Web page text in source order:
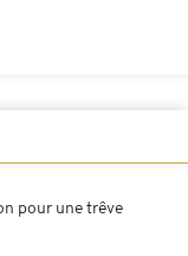
pour une trêve